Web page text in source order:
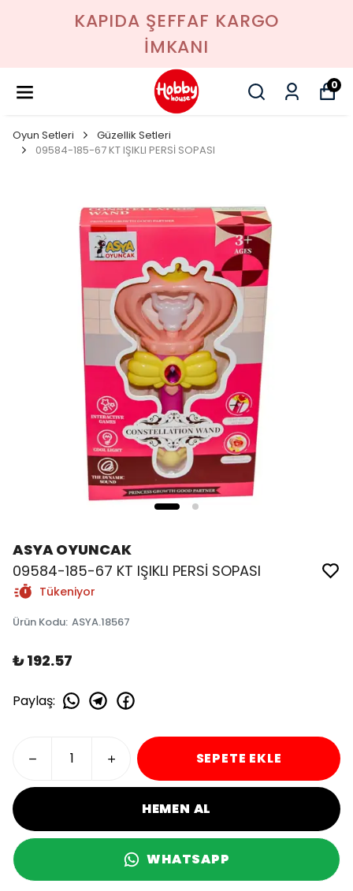
KAPIDA ŞEFFAF KARGO
İMKANI
0
Oyun Setleri
Güzellik Setleri
09584-185-67 KT IŞIKLI PERSİ SOPASI
ASYA OYUNCAK
09584-185-67 KT IŞIKLI PERSİ SOPASI
Tükeniyor
Ürün Kodu: ASYA.18567
₺ 192.57
Paylaş:
SEPETE EKLE
HEMEN AL
WHATSAPP